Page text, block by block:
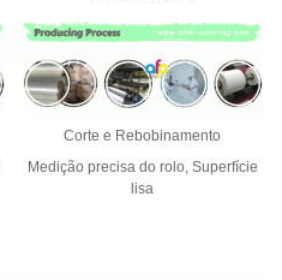
Corte e Rebobinamento
Medição precisa do rolo, Superfície
lisa